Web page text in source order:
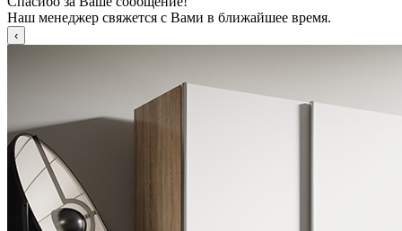
Наш менеджер свяжется с Вами в ближайшее время.